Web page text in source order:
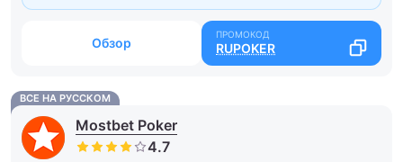
Обзор RUPOKER
ВСЕ НА РУССКОМ
Mostbet Poker